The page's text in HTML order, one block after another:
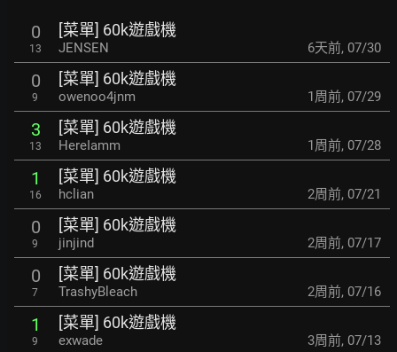
0
13
[菜單] 60k遊戲機
JENSEN 6天前, 07/30
0
9
[菜單] 60k遊戲機
owenoo4jnm 1周前, 07/29
3
13
[菜單] 60k遊戲機
HereIamm 1周前, 07/28
1
16
[菜單] 60k遊戲機
hclian 2周前, 07/21
0
9
[菜單] 60k遊戲機
jinjind 2周前, 07/17
0
7
[菜單] 60k遊戲機
TrashyBleach 2周前, 07/16
1
9
[菜單] 60k遊戲機
exwade 3周前, 07/13